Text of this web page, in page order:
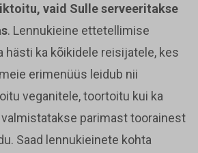
vaid Sulle serveeritakse
. Lennukieine ettetellimise
hästi ka kõikidele reisijatele, kes
erimenüüs leidub nii
veganitele, toortoitu kui ka
parimast toorainest
Saad lennukieinete kohta